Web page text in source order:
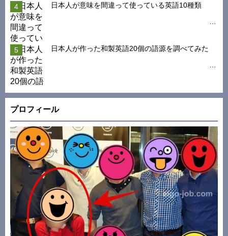
日本人が意味を間違って使っている英語10種類
日本人が作った和製英語20個の語源を調べてみた
プロフィール